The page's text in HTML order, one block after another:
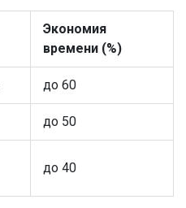
Экономия
времени (%)
до 60
до 50
до 40